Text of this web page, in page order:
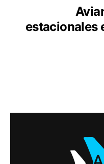
estacionales